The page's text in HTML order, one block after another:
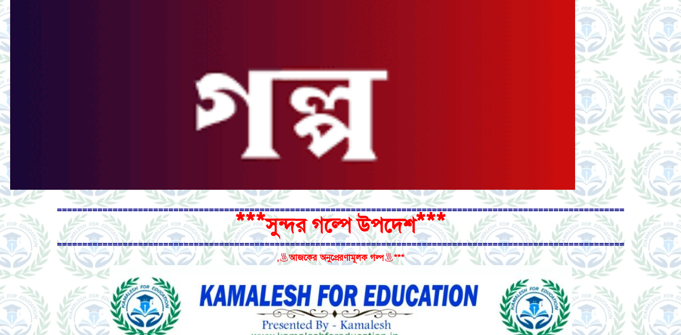
================================================================================================================
***সুন্দর গল্পে উপদেশ***
================================================================================================================
,
আজকের অনুপ্রেরণামূলক গল্প ***